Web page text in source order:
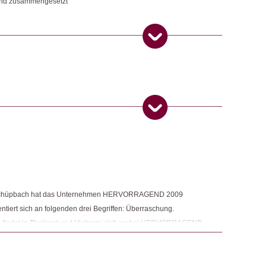
hat das Unternehmen HERVORRAGEND 2009
sich an folgenden drei Begriffen: Überraschung.
in Thailand und Vietnam statt, wobei HERVORRAGEND
persönliche Beziehung zu den Arbeitenden pflegt. Auch